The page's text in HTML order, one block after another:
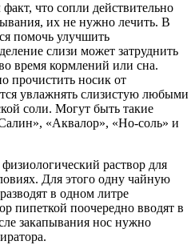
что сопли действительно
их не нужно лечить. В
помочь улучшить
слизи может затруднить
время кормлений или сна.
прочистить носик от
увлажнять слизистую любыми
соли. Могут быть такие
«Аквалор», «Но-соль» и
раствор для
Для этого одну чайную
в одном литре
пипеткой поочередно вводят в
закапывания нос нужно